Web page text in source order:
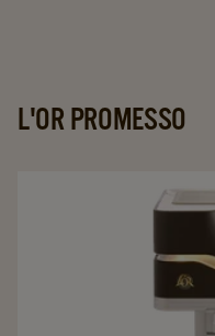
L'OR PROMESSO